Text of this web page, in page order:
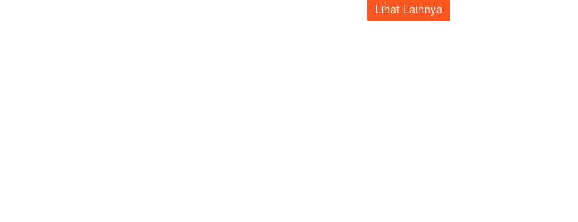
Lihat Lainnya